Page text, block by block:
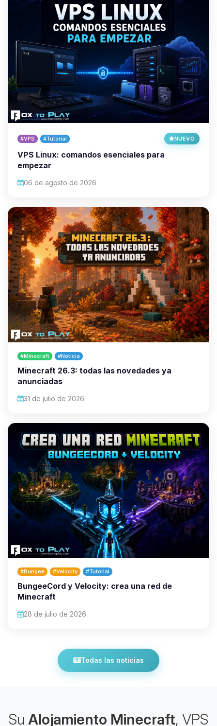
#VPS #Tutorial NUEVO
VPS Linux: comandos esenciales para
empezar
06 de agosto de 2026
#Minecraft #Noticia
Minecraft 26.3: todas las novedades ya
anunciadas
31 de julio de 2026
#Bungee #Velocity #Tutorial
BungeeCord y Velocity: crea una red de
Minecraft
28 de julio de 2026
Todas las noticias
Su Alojamiento Minecraft, VPS